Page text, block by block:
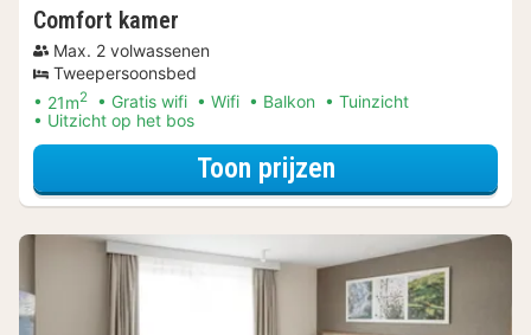
Comfort kamer
Max. 2 volwassenen
Tweepersoonsbed
21m2 Gratis wifi Wifi Balkon
Tuinzicht
Uitzicht op het bos
Toon prijzenvoor Verblijf &